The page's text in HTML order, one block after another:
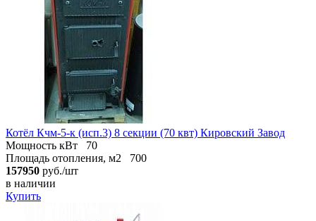
Котёл Кчм-5-к (исп.3) 8 секции (70 квт) Кировский Завод
Мощность кВт
70
Площадь отопления, м2
700
157950 руб./шт
в наличии
Купить